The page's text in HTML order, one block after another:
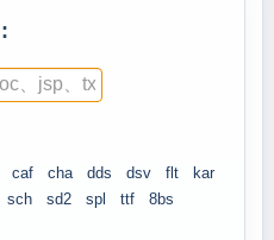
caf cha dds dsv flt
kar
sch sd2 spl ttf 8bs